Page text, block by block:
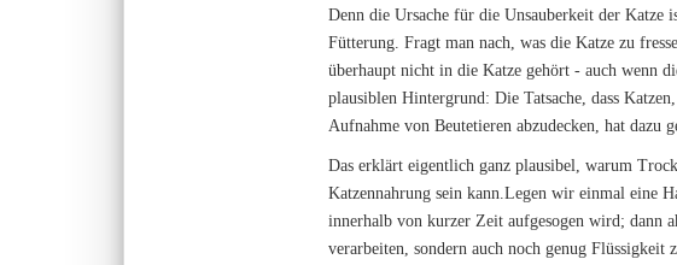
Denn die Ursache für die Unsauberkeit der Katze
Fütterung. Fragt man nach, was die Katze zu
überhaupt nicht in die Katze gehört - auch wenn
plausiblen Hintergrund: Die Tatsache, dass
Aufnahme von Beutetieren abzudecken, hat dazu
Das erklärt eigentlich ganz plausibel, warum
Katzennahrung sein kann.Legen wir einmal eine
innerhalb von kurzer Zeit aufgesogen wird; dann
verarbeiten, sondern auch noch genug